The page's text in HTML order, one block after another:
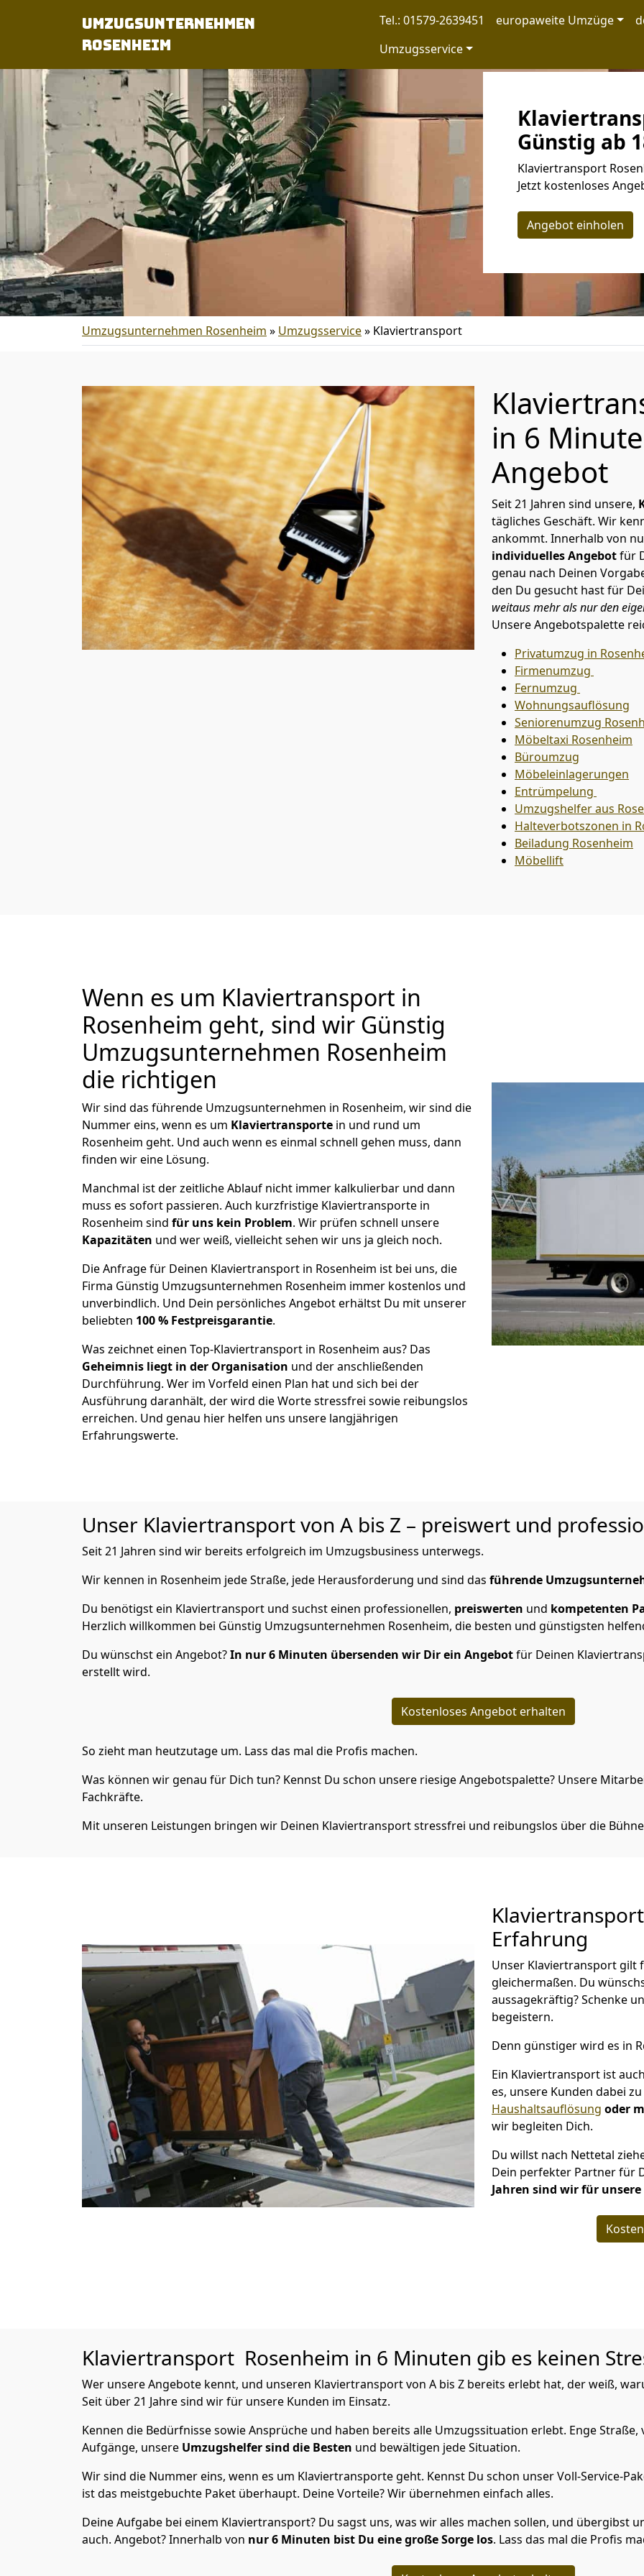
Umzugsunternehmen
Rosenheim
Tel.: 01579-2639451 europaweite Umzüge
Umzugsservice
Günstig ab
Klaviertransport
Jetzt kostenloses
Angebot einholen
Umzugsunternehmen Rosenheim » Umzugsservice» Klaviertransport
in 6
Angebot
Seit 21 Jahren sind unsere,
tägliches Geschäft. Wir
ankommt. Innerhalb von
individuelles Angebotfür
genau nach Deinen
den Du gesucht hast für
weitaus mehr als nur den
Unsere Angebotspalette
Privatumzug in
Firmenumzug
Fernumzug
Wohnungsauflösung
Seniorenumzug
Möbeltaxi Rosenheim
Büroumzug
Möbeleinlagerungen
Entrümpelung
Umzugshelfer aus
Halteverbotszonen in
Beiladung Rosenheim
Möbellift
Wenn es um Klaviertransport in
Rosenheim geht, sind wir Günstig
Umzugsunternehmen Rosenheim
die richtigen
Wir sind das führende Umzugsunternehmen in Rosenheim, wir sind die
Nummer eins, wenn es um Klaviertransporte in und rund um
Rosenheim geht. Und auch wenn es einmal schnell gehen muss, dann
finden wir eine Lösung.
Manchmal ist der zeitliche Ablauf nicht immer kalkulierbar und dann
muss es sofort passieren. Auch kurzfristige Klaviertransporte in
Rosenheim sind für uns kein Problem. Wir prüfen schnell unsere
Kapazitäten und wer weiß, vielleicht sehen wir uns ja gleich noch.
Die Anfrage für Deinen Klaviertransport in Rosenheim ist bei uns, die
Firma Günstig Umzugsunternehmen Rosenheim immer kostenlos und
unverbindlich. Und Dein persönliches Angebot erhältst Du mit unserer
beliebten 100 % Festpreisgarantie.
Was zeichnet einen Top-Klaviertransport in Rosenheim aus? Das
Geheimnis liegt in der Organisation und der anschließenden
Durchführung. Wer im Vorfeld einen Plan hat und sich bei der
Ausführung daranhält, der wird die Worte stressfrei sowie reibungslos
erreichen. Und genau hier helfen uns unsere langjährigen
Erfahrungswerte.
Unser Klaviertransport von A bis Z – preiswert und
Seit 21 Jahren sind wir bereits erfolgreich im Umzugsbusiness unterwegs.
Wir kennen in Rosenheim jede Straße, jede Herausforderung und sind das führende
Du benötigst ein Klaviertransport und suchst einen professionellen, preiswerten und kompetenten
Herzlich willkommen bei Günstig Umzugsunternehmen Rosenheim, die besten und günstigsten
Du wünschst ein Angebot?In nur 6 Minuten übersenden wir Dir ein Angebotfür Deinen
erstellt wird.
Kostenloses Angebot erhalten
So zieht man heutzutage um. Lass das mal die Profis machen.
Was können wir genau für Dich tun? Kennst Du schon unsere riesige Angebotspalette? Unsere
Fachkräfte.
Mit unseren Leistungen bringen wir Deinen Klaviertransport stressfrei und reibungslos über die
Erfahrung
Unser Klaviertransport gilt
gleichermaßen. Du
aussagekräftig? Schenke
begeistern.
Denn günstiger wird es in
Ein Klaviertransport ist
es, unsere Kunden dabei
Haushaltsauflösung oder
wir begleiten Dich.
Du willst nach Nettetal
Dein perfekter Partner für
Jahren sind wir für
Klaviertransport Rosenheim in 6 Minuten gib es keinen
Wer unsere Angebote kennt, und unseren Klaviertransport von A bis Z bereits erlebt hat, der weiß,
Seit über 21 Jahre sind wir für unsere Kunden im Einsatz.
Kennen die Bedürfnisse sowie Ansprüche und haben bereits alle Umzugssituation erlebt. Enge
Aufgänge, unsere Umzugshelfer sind die Besten und bewältigen jede Situation.
Wir sind die Nummer eins, wenn es um Klaviertransporte geht. Kennst Du schon unser Voll-Service-
ist das meistgebuchte Paket überhaupt. Deine Vorteile? Wir übernehmen einfach alles.
Deine Aufgabe bei einem Klaviertransport? Du sagst uns, was wir alles machen sollen, und übergibst
auch. Angebot? Innerhalb von nur 6 Minuten bist Du eine große Sorge los. Lass das mal die Profis